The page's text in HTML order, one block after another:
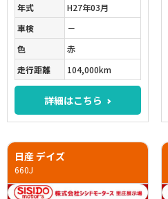
年式
H27年03月
車検
－
色
赤
走行距離
104,000km
詳細はこちら
日産 デイズ
660J